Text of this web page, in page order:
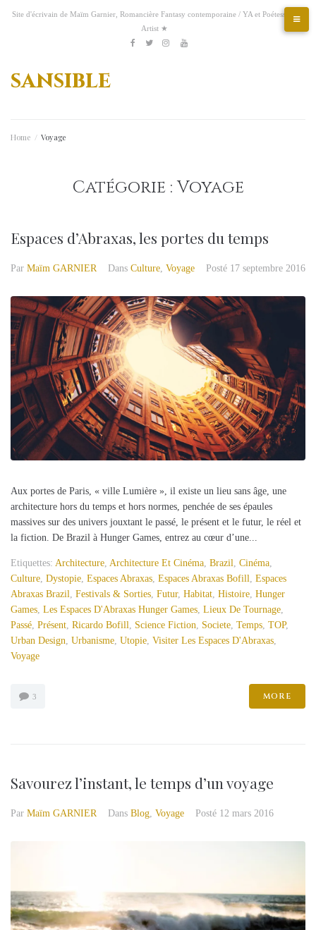
Site d'écrivain de Maïm Garnier, Romancière Fantasy contemporaine / YA et Poétesse &
Artist ★
Etsy
sansible
Home / Voyage
Catégorie :Voyage
Espaces d’Abraxas, les portes du temps
Par Maïm GARNIER Dans Culture, Voyage Posté 17 septembre 2016
Aux portes de Paris, « ville Lumière », il existe un lieu sans âge, une
architecture hors du temps et hors normes, penchée de ses épaules
massives sur des univers jouxtant le passé, le présent et le futur, le réel et
la fiction. De Brazil à Hunger Games, entrez au cœur d’une...
Etiquettes: Architecture Architecture Et Cinéma Brazil Cinéma
Culture Dystopie Espaces Abraxas Espaces Abraxas Bofill Espaces
Abraxas Brazil Festivals & Sorties Futur, Habitat Histoire Hunger
Games Les Espaces D'Abraxas Hunger Games Lieux De Tournage
Passé Présent Ricardo Bofill Science Fiction Societe Temps TOP,
Urban Design Urbanisme Utopie Visiter Les Espaces D'Abraxas
Voyage
3 MORE
Savourez l’instant, le temps d’un voyage
Par Maïm GARNIER Dans Blog Voyage Posté 12 mars 2016